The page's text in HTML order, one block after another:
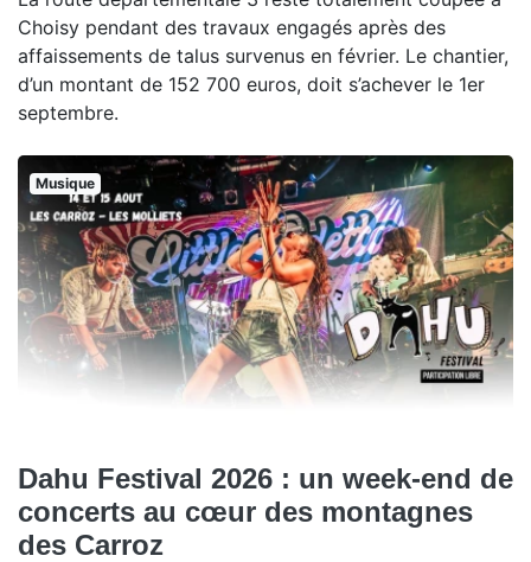
Choisy pendant des travaux engagés après des
affaissements de talus survenus en février. Le chantier,
d’un montant de 152 700 euros, doit s’achever le 1er
septembre.
Musique
Dahu Festival 2026 : un week-end de
concerts au cœur des montagnes
des Carroz